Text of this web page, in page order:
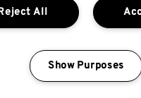
Termos e
Faq's
DA CIDADE
by Blendd @ 2026
All
Show Purposes